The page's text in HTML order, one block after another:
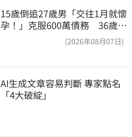
15歲倒追27歲男「交往1月就懷
孕！」克服600萬債務 36歲美
(2026年08月07日)
AI生成文章容易判斷 專家點名
「4大破綻」